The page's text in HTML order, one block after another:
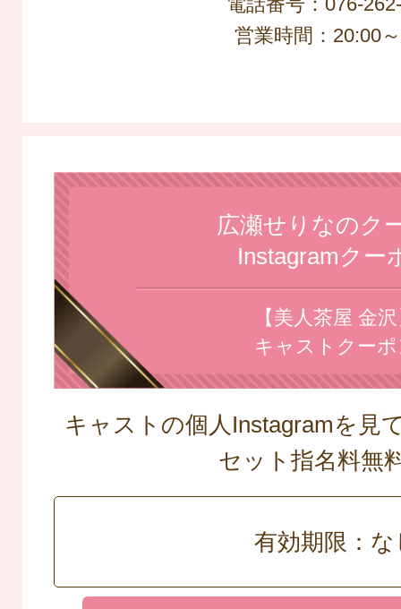
営業時間：20:00
広瀬せりなのク
Instagramクー
【美人茶屋 金
キャストクー
キャストの個人Instagramを見
セット指名料
有効期限：な